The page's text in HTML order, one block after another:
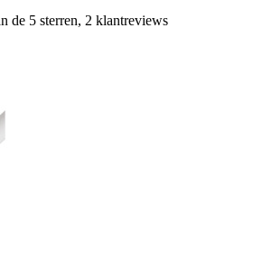
de 5 sterren, 2 klantreviews